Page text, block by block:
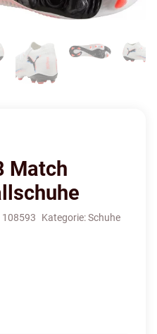
Match
108593 Kategorie:Schuhe